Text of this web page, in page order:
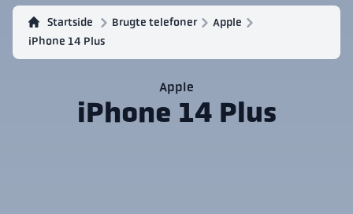
Startside Brugte telefoner
Apple
iPhone 14 Plus
Apple
iPhone 14 Plus